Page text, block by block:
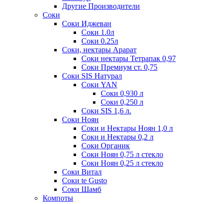
Другие Производители
Соки
Соки Иджеван
Соки 1.0л
Соки 0.25л
Соки, нектары Арарат
Соки нектары Тетрапак 0,97
Соки Премиум ст. 0,75
Соки SIS Натурал
Соки YAN
Соки 0,930 л
Соки 0,250 л
Соки SIS 1,6 л.
Соки Ноян
Соки и Нектары Ноян 1,0 л
Соки и Нектары 0,2 л
Соки Органик
Соки Ноян 0,75 л стекло
Соки Ноян 0,25 л стекло
Соки Витал
Соки te Gusto
Соки Шамб
Компоты